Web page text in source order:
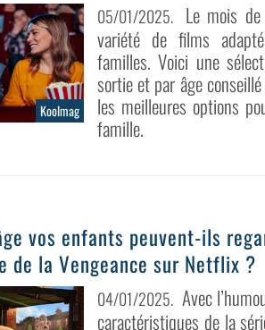
Koolmag
05/01/2025. Le mois
variété de films
familles. Voici une
sortie et par âge
les meilleures options
famille.
vos enfants peuvent-ils
de la Vengeance sur Netflix ?
04/01/2025. Avec
caractéristiques de la